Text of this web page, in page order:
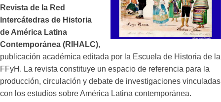
Revista de la Red
Intercátedras de Historia
de América Latina
Contemporánea (RIHALC),
publicación académica editada por la Escuela de Historia de la
FFyH. La revista constituye un espacio de referencia para la
producción, circulación y debate de investigaciones vinculadas
con los estudios sobre América Latina contemporánea.